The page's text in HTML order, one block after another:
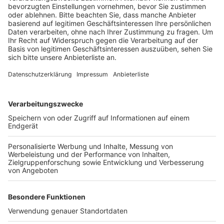
Veröffentlicht:Freitag, 16.09.2022 18:01
Anzeige
Die Stadt hatte den Breitbandausbau zunächst
als langwierig herausstellte, hatte der Stadtrat
beschlossen, die Schulen so schnell wie möglich mit
Glasfaser auszustatten und zur Not auch ohne
Fördergelder. Nach eigenen Angaben hat die Stadt
fast 340.000 Euro in den Breitbandausbau investiert.